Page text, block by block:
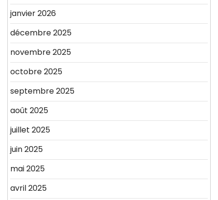
janvier 2026
décembre 2025
novembre 2025
octobre 2025
septembre 2025
août 2025
juillet 2025
juin 2025
mai 2025
avril 2025